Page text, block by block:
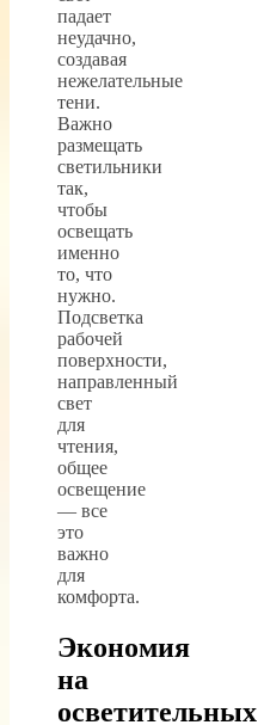
падает
неудачно,
создавая
нежелательные
тени.
Важно
размещать
светильники
так,
чтобы
освещать
именно
то, что
нужно.
Подсветка
рабочей
поверхности,
направленный
свет
для
чтения,
общее
освещение
— все
это
важно
для
комфорта.
Экономия
на
осветительных